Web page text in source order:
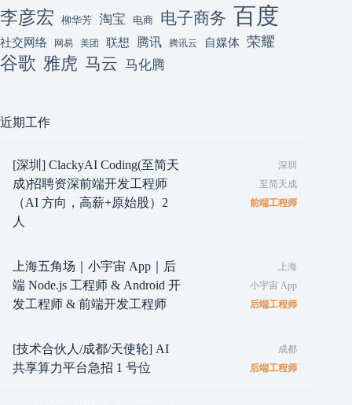
李彦宏 柳华芳 淘宝 电商 电子商务 百度
社交网络 网易 美团 联想 腾讯 腾讯云 自媒体 荣耀
谷歌 雅虎 马云 马化腾
近期工作
[深圳] ClackyAI Coding(至简天
成)招聘资深前端开发工程师
（AI 方向，高薪+原始股）2
人
深圳
至简天成
前端工程师
上海五角场｜小宇宙 App｜后
端 Node.js 工程师 & Android 开
发工程师 & 前端开发工程师
上海
小宇宙 App
后端工程师
[技术合伙人/成都/天使轮] AI
共享算力平台急招 1 号位
成都
后端工程师